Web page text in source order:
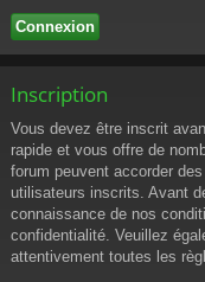
Inscription
Vous devez être inscrit
rapide et vous offre de
forum peuvent accorder
utilisateurs inscrits. Avant
connaissance de nos
confidentialité. Veuillez
attentivement toutes les